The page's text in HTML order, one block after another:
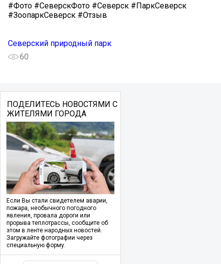
#Фото #СеверскФото #Северск #ПаркСеверск
#ЗоопаркСеверск #Отзыв
Северский природный парк
60
ПОДЕЛИТЕСЬ НОВОСТЯМИ С
ЖИТЕЛЯМИ ГОРОДА
Если Вы стали свидетелем аварии,
пожара, необычного погодного
явления, провала дороги или
прорыва теплотрассы, сообщите об
этом в ленте народных новостей.
Загружайте фотографии через
специальную форму.